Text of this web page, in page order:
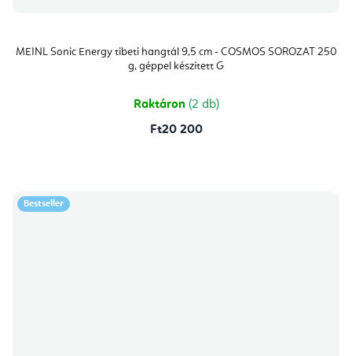
MEINL Sonic Energy tibeti hangtál 9,5 cm - COSMOS SOROZAT 250
g, géppel készített G
Raktáron (2 db)
Ft20 200
Bestseller